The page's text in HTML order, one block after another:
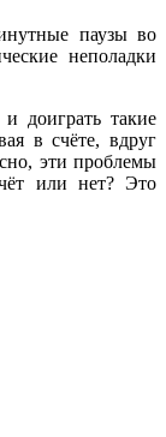
паузы во
неполадки
доиграть такие
в счёте, вдруг
эти проблемы
или нет? Это